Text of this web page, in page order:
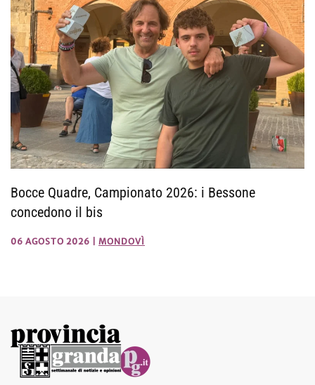
Bocce Quadre, Campionato 2026: i Bessone
concedono il bis
06 AGOSTO 2026 MONDOVÌ